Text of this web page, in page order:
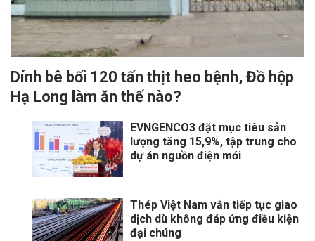
Dính bê bối 120 tấn thịt heo bệnh, Đồ hộp
Hạ Long làm ăn thế nào?
EVNGENCO3 đặt mục tiêu sản
lượng tăng 15,9%, tập trung cho
dự án nguồn điện mới
Thép Việt Nam vẫn tiếp tục giao
dịch dù không đáp ứng điều kiện
đại chúng